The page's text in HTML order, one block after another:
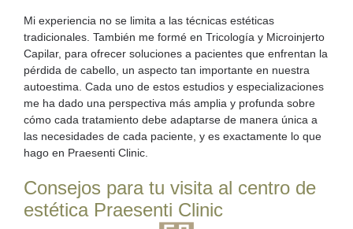
Mi experiencia no se limita a las técnicas estéticas
tradicionales. También me formé en Tricología y Microinjerto
Capilar, para ofrecer soluciones a pacientes que enfrentan la
pérdida de cabello, un aspecto tan importante en nuestra
autoestima. Cada uno de estos estudios y especializaciones
me ha dado una perspectiva más amplia y profunda sobre
cómo cada tratamiento debe adaptarse de manera única a
las necesidades de cada paciente, y es exactamente lo que
hago en Praesenti Clinic.
Consejos para tu visita al centro de
estética Praesenti Clinic